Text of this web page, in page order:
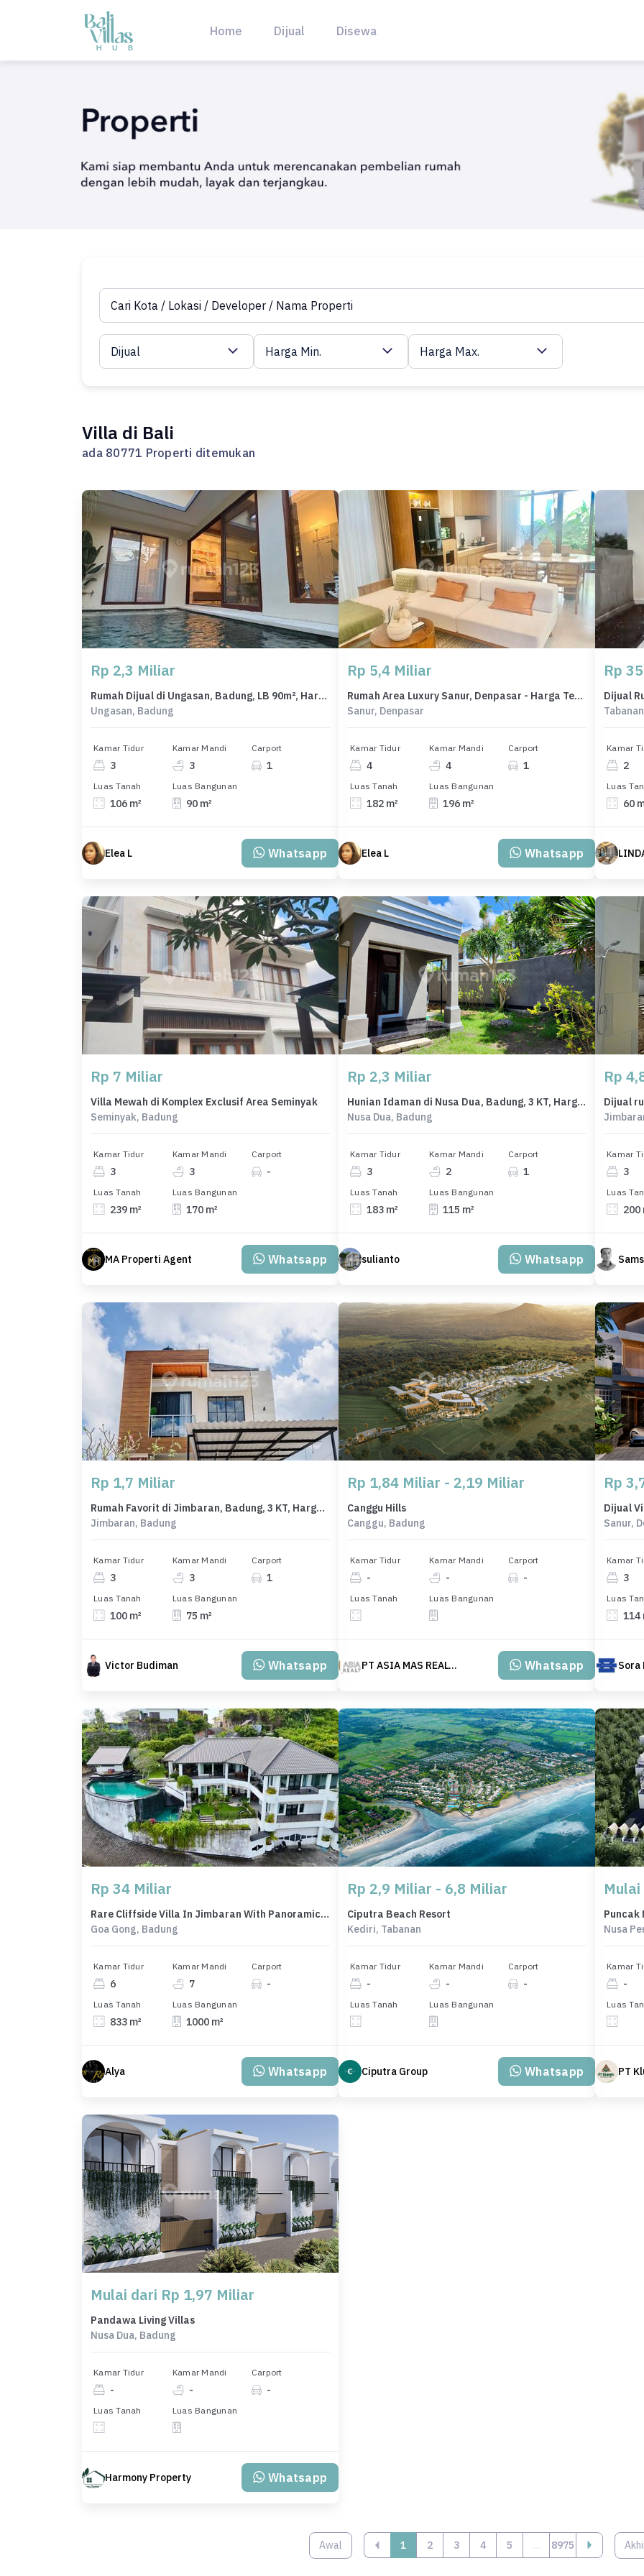
Home Dijual Disewa
Dijual Harga Min. Harga Max.
Villa di Bali
ada 80771 Properti ditemukan
Rp 2,3 Miliar
Rumah Dijual di Ungasan, Badung, LB 90m², Harga Terbaik!
Ungasan, Badung
Kamar Tidur
3
Kamar Mandi
3
Carport
1
Luas Tanah
106 m²
Luas Bangunan
90 m²
Elea L Whatsapp
Rp 5,4 Miliar
Rumah Area Luxury Sanur, Denpasar - Harga Terbaik 5,4 Miliar
Sanur, Denpasar
Kamar Tidur
4
Kamar Mandi
4
Carport
1
Luas Tanah
182 m²
Luas Bangunan
196 m²
Elea L Whatsapp
Rp
Kamar
2
Luas
60
Rp 7 Miliar
Villa Mewah di Komplex Exclusif Area Seminyak
Seminyak, Badung
Kamar Tidur
3
Kamar Mandi
3
Carport
-
Luas Tanah
239 m²
Luas Bangunan
170 m²
MA Properti Agent Whatsapp
Rp 2,3 Miliar
Hunian Idaman di Nusa Dua, Badung, 3 KT, Harga 2,3 Miliar
Nusa Dua, Badung
Kamar Tidur
3
Kamar Mandi
2
Carport
1
Luas Tanah
183 m²
Luas Bangunan
115 m²
sulianto Whatsapp
Rp
Kamar
3
Luas
200
Rp 1,7 Miliar
Rumah Favorit di Jimbaran, Badung, 3 KT, Harga 1,7 Miliar
Jimbaran, Badung
Kamar Tidur
3
Kamar Mandi
3
Carport
1
Luas Tanah
100 m²
Luas Bangunan
75 m²
Victor Budiman Whatsapp
Rp 1,84 Miliar - 2,19 Miliar
Canggu Hills
Canggu, Badung
Kamar Tidur
-
Kamar Mandi
-
Carport
-
Luas Tanah Luas Bangunan
PT ASIA MAS REALTY Whatsapp
Rp
Sanur,
Kamar
3
Luas
114
Sora
Rp 34 Miliar
Rare Cliffside Villa In Jimbaran With Panoramic Ocean Views
Goa Gong, Badung
Kamar Tidur
6
Kamar Mandi
7
Carport
-
Luas Tanah
833 m²
Luas Bangunan
1000 m²
Alya Whatsapp
Rp 2,9 Miliar - 6,8 Miliar
Ciputra Beach Resort
Kediri, Tabanan
Kamar Tidur
-
Kamar Mandi
-
Carport
-
Luas Tanah Luas Bangunan
Ciputra Group Whatsapp
Puncak
Nusa
Kamar
-
Luas
Mulai dari Rp 1,97 Miliar
Pandawa Living Villas
Nusa Dua, Badung
Kamar Tidur
-
Kamar Mandi
-
Carport
-
Luas Tanah Luas Bangunan
Harmony Property Whatsapp
Awal ‹ 1 2 3 4 5 ... 8975